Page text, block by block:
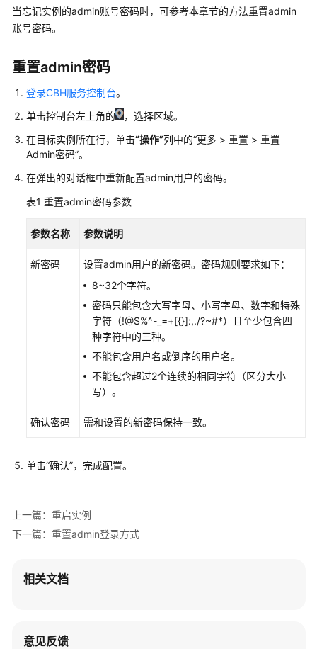
产
介
绍
费
说
明
快
速
门
用
使
的
购
堡
实
当忘记实例的admin账号密码时，可参考本章节的方法重置admin
账号密码。
重置admin密码
登录CBH服务控制台。
单击控制台左上角的
，选择区域。
在目标实例所在行，单击“操作”列中的“更多 > 重置 > 重置
Admin密码”。
在弹出的对话框中重新配置admin用户的密码。
表1 重置admin密码参数
参数名称 参数说明
新密码
设置admin用户的新密码。密码规则要求如下：
8~32个字符。
密码只能包含大写字母、小写字母、数字和特殊
字符（!@$%^-_=+[{}]:,./?~#*）且至少包含四
种字符中的三种。
不能包含用户名或倒序的用户名。
不能包含超过2个连续的相同字符（区分大小
写）。
确认密码 需和设置的新密码保持一致。
单击“确认”，完成配置。
上一篇：重启实例
下一篇：重置admin登录方式
相关文档
意见反馈